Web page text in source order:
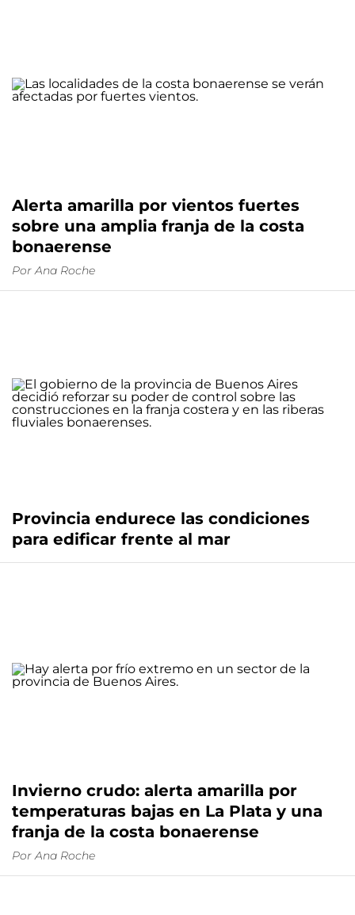
Alerta amarilla por vientos fuertes
sobre una amplia franja de la costa
bonaerense
Por Ana Roche
Provincia endurece las condiciones
para edificar frente al mar
Invierno crudo: alerta amarilla por
temperaturas bajas en La Plata y una
franja de la costa bonaerense
Por Ana Roche